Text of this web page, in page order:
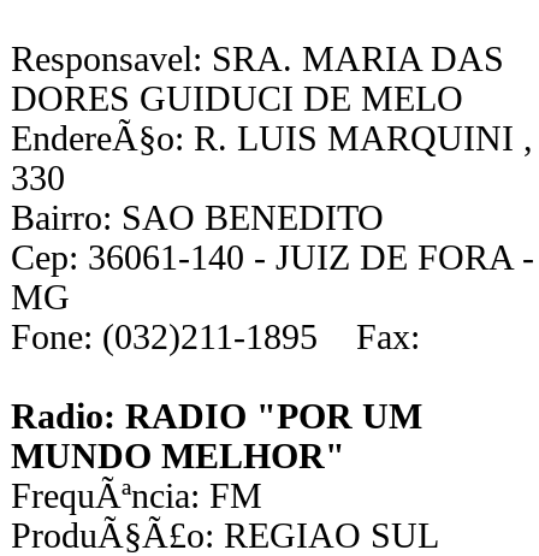
Responsavel: SRA. MARIA DAS
DORES GUIDUCI DE MELO
EndereÃ§o: R. LUIS MARQUINI ,
330
Bairro: SAO BENEDITO
Cep: 36061-140 - JUIZ DE FORA -
MG
Fone: (032)211-1895 Fax:
Radio: RADIO "POR UM
MUNDO MELHOR"
FrequÃªncia: FM
ProduÃ§Ã£o: REGIAO SUL